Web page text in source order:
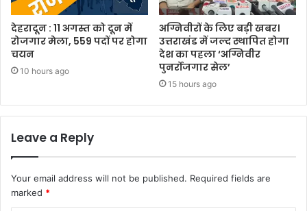
देहरादून : 11 अगस्त को दून में
रोजगार मेला, 559 पदों पर होगा
चयन
10 hours ago
अग्निवीरों के लिए बड़ी खबर।
उत्तराखंड में जल्द स्थापित होगा
देश का पहला ‘अग्निवीर
पुनर्रोजगार सेल’
15 hours ago
Leave a Reply
Your email address will not be published. Required fields are
marked *